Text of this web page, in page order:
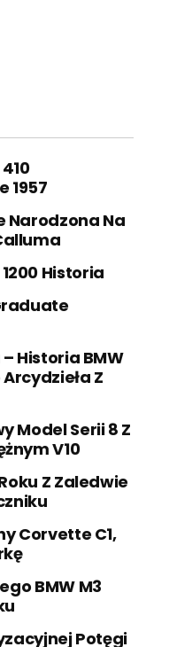
1957
Narodzona Na
Historia
Historia BMW
Z
Model Serii 8 Z
V10
Z Zaledwie
Corvette C1,
BMW M3
Potęgi